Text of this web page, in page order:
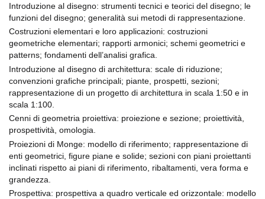
Introduzione al disegno: strumenti tecnici e teorici del disegno; le
funzioni del disegno; generalità sui metodi di rappresentazione.
Costruzioni elementari e loro applicazioni: costruzioni
geometriche elementari; rapporti armonici; schemi geometrici e
patterns; fondamenti dell’analisi grafica.
Introduzione al disegno di architettura: scale di riduzione;
convenzioni grafiche principali; piante, prospetti, sezioni;
rappresentazione di un progetto di architettura in scala 1:50 e in
scala 1:100.
Cenni di geometria proiettiva: proiezione e sezione; proiettività,
prospettività, omologia.
Proiezioni di Monge: modello di riferimento; rappresentazione di
enti geometrici, figure piane e solide; sezioni con piani proiettanti
inclinati rispetto ai piani di riferimento, ribaltamenti, vera forma e
grandezza.
Prospettiva: prospettiva a quadro verticale ed orizzontale: modello